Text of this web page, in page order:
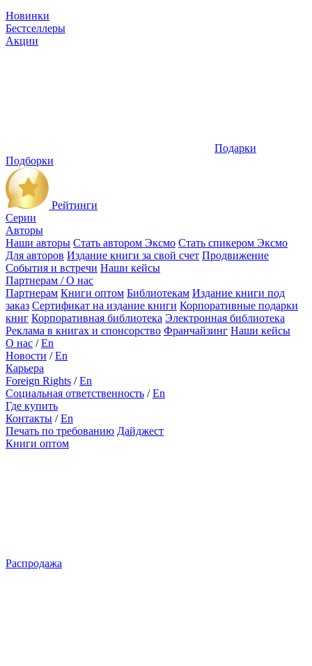
Новинки
Бестселлеры
Акции
Подарки
Подборки
Рейтинги
Серии
Авторы
Наши авторы Стать автором Эксмо Стать спикером Эксмо
Для авторов Издание книги за свой счет Продвижение
События и встречи Наши кейсы
Партнерам / О нас
Партнерам Книги оптом Библиотекам Издание книги под
заказ Сертификат на издание книги Корпоративные подарки
книг Корпоративная библиотека Электронная библиотека
Реклама в книгах и спонсорство Франчайзинг Наши кейсы
О нас /En
Новости /En
Карьера
Foreign Rights /En
Социальная ответственность /En
Где купить
Контакты /En
Печать по требованию Дайджест
Книги оптом
Распродажа